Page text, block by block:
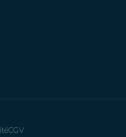
CGV